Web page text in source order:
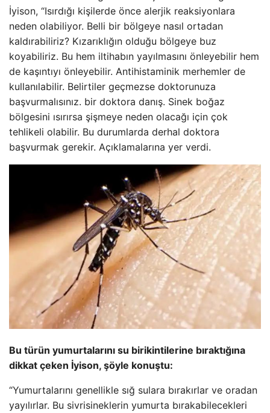
İyison, “Isırdığı kişilerde önce alerjik reaksiyonlara
neden olabiliyor. Belli bir bölgeye nasıl ortadan
kaldırabiliriz? Kızarıklığın olduğu bölgeye buz
koyabiliriz. Bu hem iltihabın yayılmasını önleyebilir hem
de kaşıntıyı önleyebilir. Antihistaminik merhemler de
kullanılabilir. Belirtiler geçmezse doktorunuza
başvurmalısınız. bir doktora danış. Sinek boğaz
bölgesini ısırırsa şişmeye neden olacağı için çok
tehlikeli olabilir. Bu durumlarda derhal doktora
başvurmak gerekir. Açıklamalarına yer verdi.
Bu türün yumurtalarını su birikintilerine bıraktığına
dikkat çeken İyison, şöyle konuştu:
“Yumurtalarını genellikle sığ sulara bırakırlar ve oradan
yayılırlar. Bu sivrisineklerin yumurta bırakabilecekleri